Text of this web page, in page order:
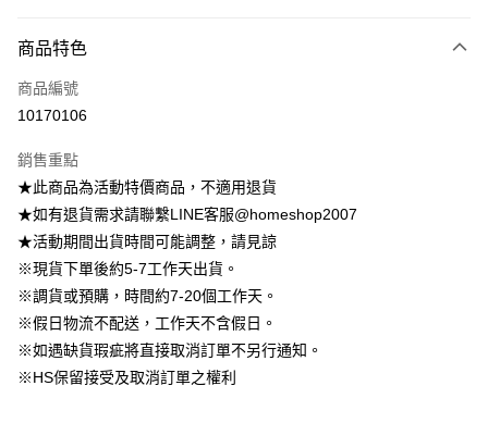
信用卡一次付款
信用卡分期付款
合作金庫商業銀行
華南商業銀行
彰化商業銀行
上海商業儲蓄銀行
台北富邦商業銀行
國泰世華商業銀行
兆豐國際商業銀行
臺灣中小企業銀行
匯豐（台灣）商業銀行
聯邦商業銀行
元大商業銀行
玉山商業銀行
星展（台灣）商業銀行
台新國際商業銀行
6 期 0 利率 每期
華南商業銀行
彰化商業銀行
上海商業儲蓄銀行
台北富邦商業銀行
國泰世華商業銀行
臺灣中小企業銀行
台中商業銀行
匯豐（台灣）商業銀行
聯邦商業銀行
遠東國際商業銀行
元大商業銀行
永豐商業銀行
玉山商業銀行
12 期 0 利率 每期NT$115
合作金庫商業銀行
第一商業銀行
上海商業儲蓄銀行
國泰世華商業銀行
兆豐國際商業銀行
臺灣中小企業銀行
台中商業銀行
匯豐（台灣）商業銀行
華泰商業銀行
聯邦商業銀行
24 期 0 利率 每期NT$57
合作金庫商業銀行
華南商業銀行
兆豐國際商業銀行
台中商業銀行
匯豐（台灣）商業銀行
華泰商業銀行
LINE Pay
Apple Pay
街口支付
商品特色
商品編號
10170106
銷售重點
★此商品為活動特價商品，不適用退貨
★如有退貨需求請聯繫LINE客服@homeshop2007
★活動期間出貨時間可能調整，請見諒
※現貨下單後約5-7工作天出貨。
※調貨或預購，時間約7-20個工作天。
※假日物流不配送，工作天不含假日。
※如遇缺貨瑕疵將直接取消訂單不另行通知。
※HS保留接受及取消訂單之權利